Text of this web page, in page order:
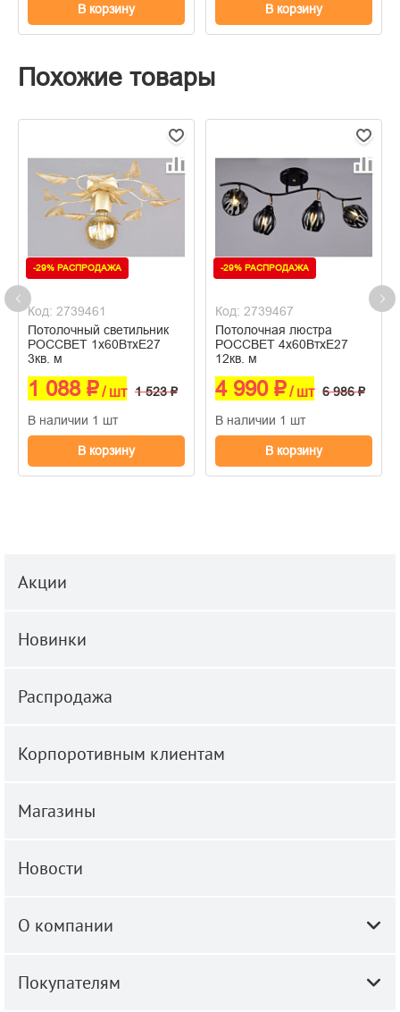
В корзину В корзину
Похожие товары
-29% РАСПРОДАЖА
Код: 2739461
Потолочный светильник
РОССВЕТ 1х60ВтхE27
3кв. м
1 088 ₽/ шт 1 523 ₽
В наличии 1 шт
В корзину
-29% РАСПРОДАЖА
Код: 2739467
Потолочная люстра
РОССВЕТ 4х60ВтхE27
12кв. м
4 990 ₽/ шт 6 986 ₽
В наличии 1 шт
В корзину
Акции
Новинки
Распродажа
Корпоротивным клиентам
Магазины
Новости
О компании
Покупателям